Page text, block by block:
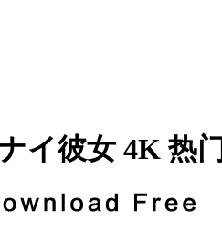
イ彼女 4K 热门